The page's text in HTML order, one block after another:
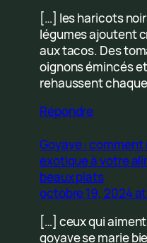
[…] les haricots
légumes ajoutent
aux tacos. Des
oignons émincés
rehaussent
Répondre
Goyave :
exotique à votre
beaux plats
octobre 19, 2024
[…] ceux qui
goyave se marie